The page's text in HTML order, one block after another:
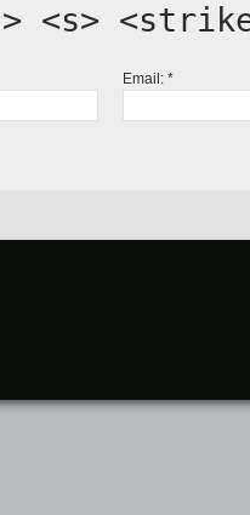
<s>
Email:*